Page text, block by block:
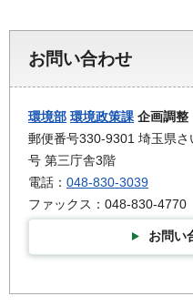
お問い合わせ
環境部 環境政策課 企画調整
郵便番号330-9301 埼玉県
号 第三庁舎3階
電話： 048-830-3039
ファックス：048-830-4770
お問い